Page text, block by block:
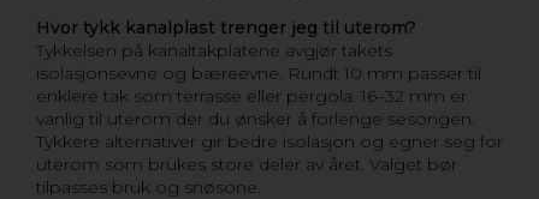
Hvor tykk kanalplast trenger jeg til uterom?
Tykkelsen på kanaltakplatene avgjør takets
isolasjonsevne og bæreevne. Rundt 10 mm passer til
enklere tak som terrasse eller pergola. 16–32 mm er
vanlig til uterom der du ønsker å forlenge sesongen.
Tykkere alternativer gir bedre isolasjon og egner seg for
uterom som brukes store deler av året. Valget bør
tilpasses bruk og snøsone.